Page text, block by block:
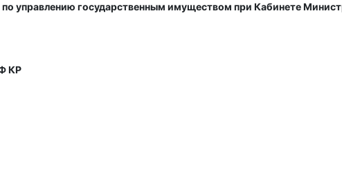
по управлению государственным имуществом при Кабинете
КР